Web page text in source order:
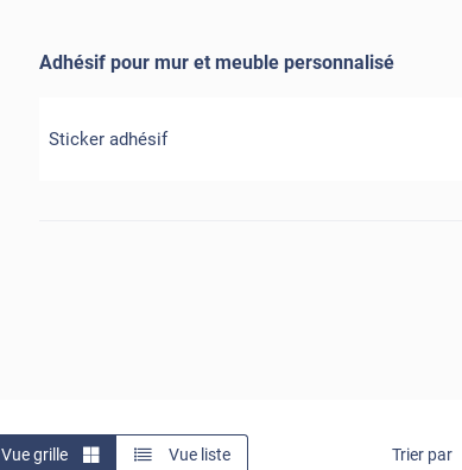
Adhésif pour mur et meuble personnalisé
Sticker adhésif
Vue grille Vue liste Trier par